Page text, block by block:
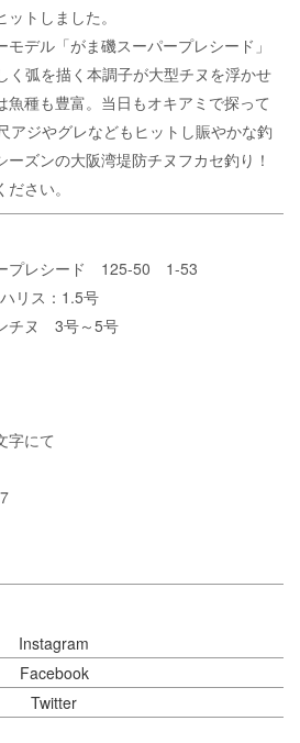
トしました。
デル「がま磯スーパープレシード」
く弧を描く本調子が大型チヌを浮かせ
魚種も豊富。当日もオキアミで探って
アジやグレなどもヒットし賑やかな釣
ズンの大阪湾堤防チヌフカセ釣り！
さい。
ープレシード 125-50 1-53
リス：1.5号
チヌ 3号～5号
字にて
Instagram
Facebook
Twitter